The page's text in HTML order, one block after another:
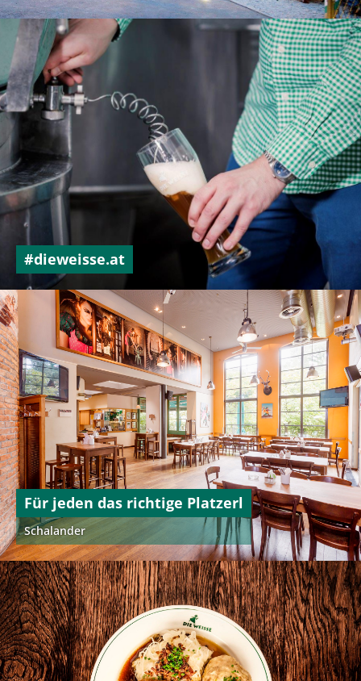
#dieweisse.at
Für jeden das richtige Platzerl
Schalander